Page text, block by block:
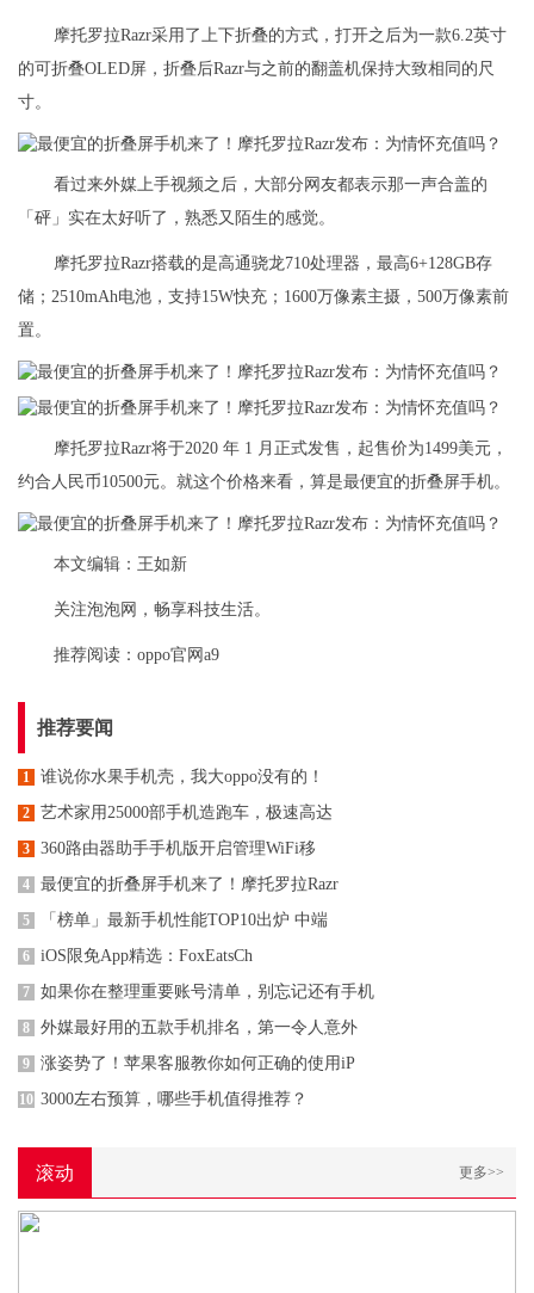
摩托罗拉Razr采用了上下折叠的方式，打开之后为一款6.2英寸
的可折叠OLED屏，折叠后Razr与之前的翻盖机保持大致相同的尺
寸。
看过来外媒上手视频之后，大部分网友都表示那一声合盖的
「砰」实在太好听了，熟悉又陌生的感觉。
摩托罗拉Razr搭载的是高通骁龙710处理器，最高6+128GB存
储；2510mAh电池，支持15W快充；1600万像素主摄，500万像素前
置。
摩托罗拉Razr将于2020 年 1 月正式发售，起售价为1499美元，
约合人民币10500元。就这个价格来看，算是最便宜的折叠屏手机。
本文编辑：王如新
关注泡泡网，畅享科技生活。
推荐阅读： oppo官网a9
推荐要闻
1 谁说你水果手机壳，我大oppo没有的！
2 艺术家用25000部手机造跑车，极速高达
3 360路由器助手手机版开启管理WiFi移
4 最便宜的折叠屏手机来了！摩托罗拉Razr
5 「榜单」最新手机性能TOP10出炉 中端
6 iOS限免App精选：FoxEatsCh
7 如果你在整理重要账号清单，别忘记还有手机
8 外媒最好用的五款手机排名，第一令人意外
9 涨姿势了！苹果客服教你如何正确的使用iP
10 3000左右预算，哪些手机值得推荐？
滚动 更多>>